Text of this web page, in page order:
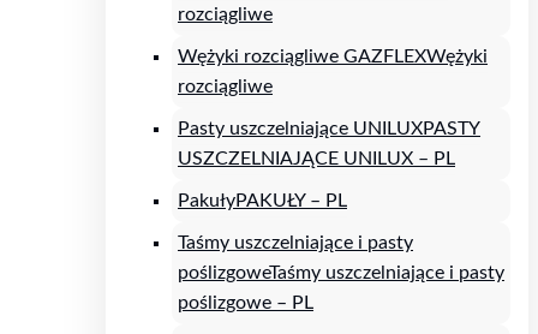
rozciągliwe
Wężyki rozciągliwe GAZFLEXWężyki
rozciągliwe
Pasty uszczelniające UNILUXPASTY
USZCZELNIAJĄCE UNILUX – PL
PakułyPAKUŁY – PL
Taśmy uszczelniające i pasty
poślizgoweTaśmy uszczelniające i pasty
poślizgowe – PL